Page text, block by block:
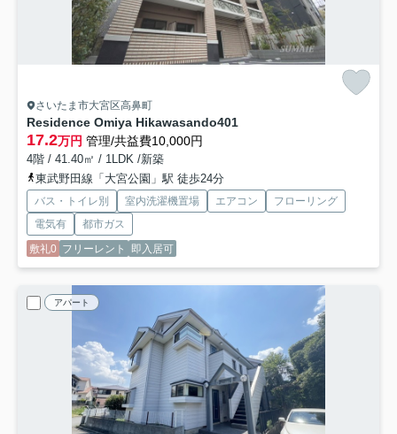
さいたま市大宮区高鼻町
Residence Omiya Hikawasando401
17.2万円 管理/共益費10,000円
4階 / 41.40㎡ / 1LDK /新築
東武野田線「大宮公園」駅 徒歩24分
バス・トイレ別 室内洗濯機置場 エアコン
フローリング
電気有
都市ガス
敷礼0 フリーレント 即入居可
アパート